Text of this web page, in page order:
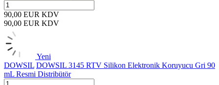
90,00 EUR KDV
90,00 EUR KDV
Yeni
DOWSIL DOWSIL 3145 RTV Silikon Elektronik Koruyucu Gri 90
mL Resmi Distribütör